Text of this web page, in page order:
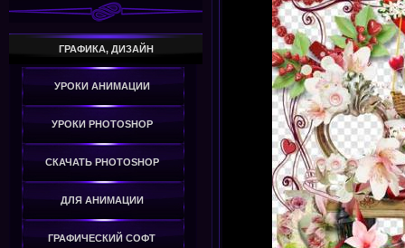
ГРАФИКА, ДИЗАЙН
УРОКИ АНИМАЦИИ
УРОКИ PHOTOSHOP
СКАЧАТЬ PHOTOSHOP
ДЛЯ АНИМАЦИИ
ГРАФИЧЕСКИЙ СОФТ